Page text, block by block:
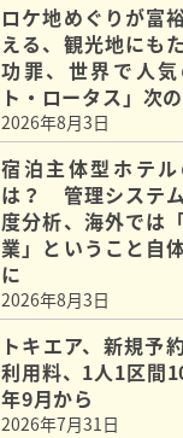
ロケ地めぐりが富
える、観光地にも
功罪、世界で人
ト・ロータス」次
2026年8月3日
宿泊主体型ホテ
は？ 管理システ
度分析、海外では
業」ということ自
に
2026年8月3日
トキエア、新規予
利用料、1人1区間
年9月から
2026年7月31日